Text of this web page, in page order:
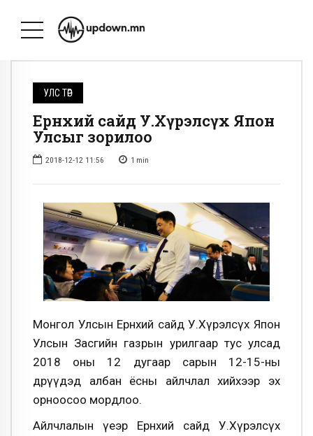
УЛС ТӨР
Ерөнхий сайд У.Хүрэлсүх Япон
Улсыг зорилоо
2018-12-12 11:56 1 min
Монгол Улсын Ерөнхий сайд У.Хүрэлсүх Япон
Улсын Засгийн газрын урилгаар тус улсад
2018 оны 12 дугаар сарын 12-15-ны
өдрүүдэд албан ёсны айлчлал хийхээр эх
орноосоо мордлоо.
Айлчлалын үеэр Ерөнхий сайд У.Хүрэлсүх